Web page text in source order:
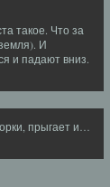
такое. Что за
И
и падают вниз.
прыгает и…